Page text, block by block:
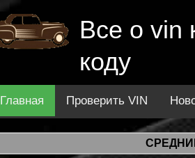
Все о vin
коду
Главная Проверить VIN